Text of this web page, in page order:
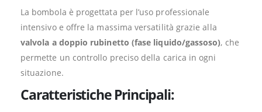
La bombola è progettata per l’uso professionale
intensivo e offre la massima versatilità grazie alla
valvola a doppio rubinetto (fase liquido/gassoso), che
permette un controllo preciso della carica in ogni
situazione.
Caratteristiche Principali: